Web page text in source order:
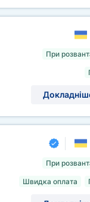
При
При
Швидка оплата